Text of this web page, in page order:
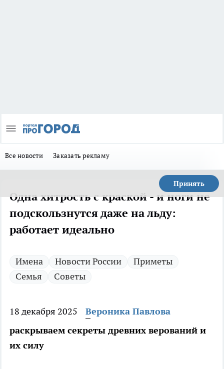
Все новости Заказать рекламу
Принять
Одна хитрость с краской - и ноги не
подскользнутся даже на льду:
работает идеально
Имена Новости России
Приметы
Семья
Советы
18 декабря 2025
Вероника Павлова
раскрываем секреты древних верований и
их силу